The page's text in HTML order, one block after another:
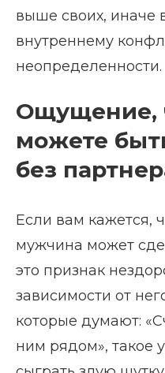
выше своих, иначе
внутреннему
неопределенности.
Ощущение,
можете
без
Если вам кажется,
мужчина может
это признак
зависимости от
которые думают:
ним рядом», такое